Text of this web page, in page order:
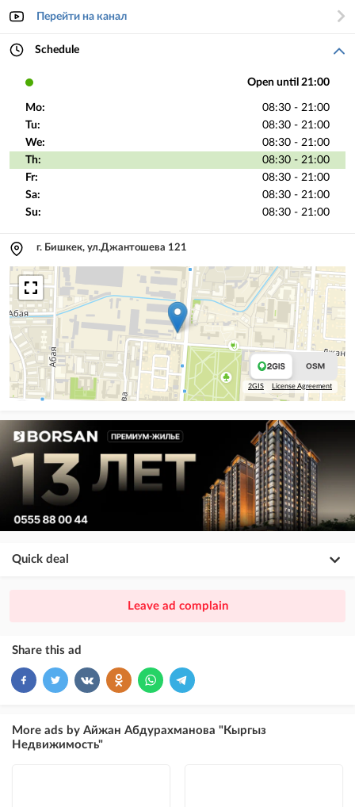
Перейти на канал
Schedule
Open until 21:00
Mo:
08:30 - 21:00
Tu:
08:30 - 21:00
We:
08:30 - 21:00
Th:
08:30 - 21:00
Fr:
08:30 - 21:00
Sa:
08:30 - 21:00
Su:
08:30 - 21:00
г. Бишкек, ул.Джантошева 121
2GIS License Agreement
Quick deal
ad placement above VIP + paid promotion on Instagram
VIP
ad placement above free ads
Leave ad complain
Share this ad
More ads by Айжан Абдурахманова "Кыргыз
Недвижимость"